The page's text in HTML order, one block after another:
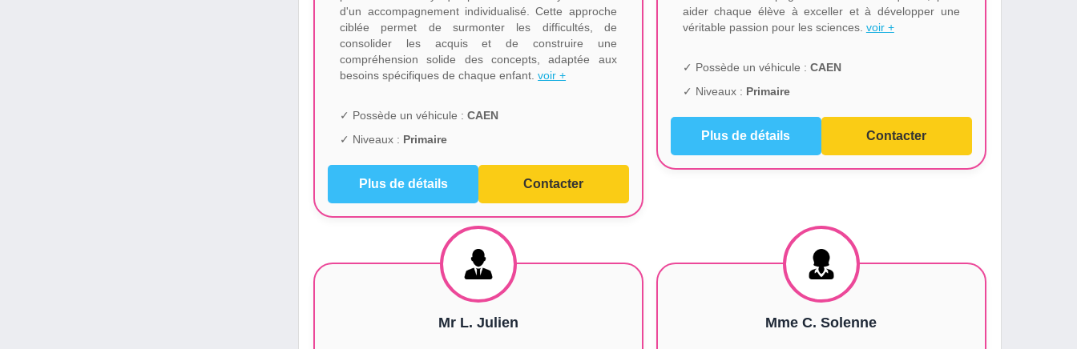
d'un accompagnement individualisé. Cette approche
ciblée permet de surmonter les difficultés, de
consolider les acquis et de construire une
compréhension solide des concepts, adaptée aux
besoins spécifiques de chaque enfant.voir +
✓ Possède un véhicule :CAEN
✓ Niveaux : Primaire
Plus de détails Contacter
aider chaque élève à exceller et à développer une
véritable passion pour les sciences. voir +
✓ Possède un véhicule : CAEN
✓ Niveaux : Primaire
Plus de détails Contacter
Mr L. Julien Mme C. Solenne